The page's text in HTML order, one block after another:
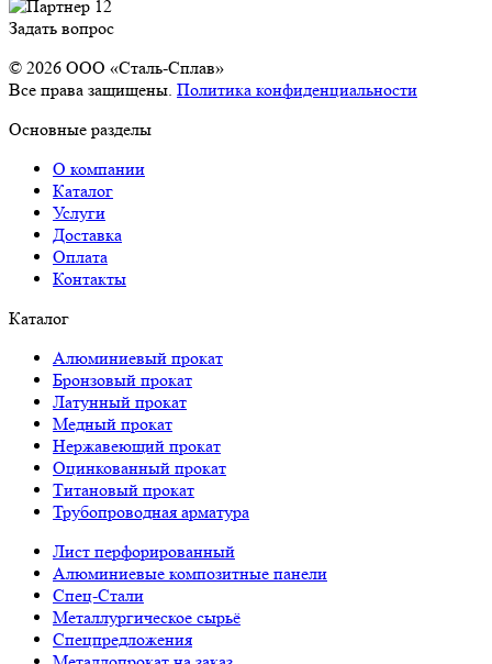
Задать вопрос
© 2026 OOO «Сталь-Сплав»
Все права защищены. Политика конфиденциальности
Основные разделы
О компании
Каталог
Услуги
Доставка
Оплата
Контакты
Каталог
Алюминиевый прокат
Бронзовый прокат
Латунный прокат
Медный прокат
Нержавеющий прокат
Оцинкованный прокат
Титановый прокат
Трубопроводная арматура
Лист перфорированный
Алюминиевые композитные панели
Спец-Стали
Металлургическое сырьё
Спецпредложения